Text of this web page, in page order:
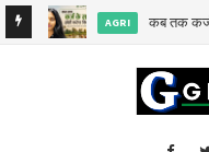
AGRI कब तक